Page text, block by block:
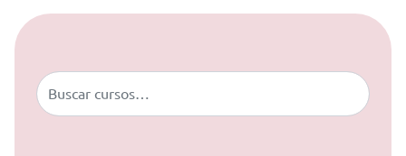
Saltar al contenido
Buscar